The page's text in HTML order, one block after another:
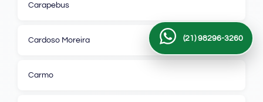
Carapebus
Cardoso Moreira
Carmo
(21) 98296-3260